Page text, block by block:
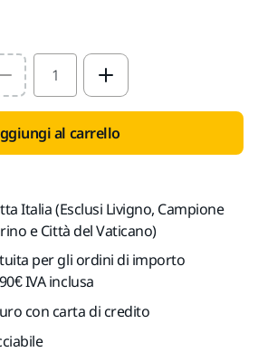
quantity value
al carrello
Italia (Esclusi Livigno, Campione
e Città del Vaticano)
per gli ordini di importo
IVA inclusa
con carta di credito